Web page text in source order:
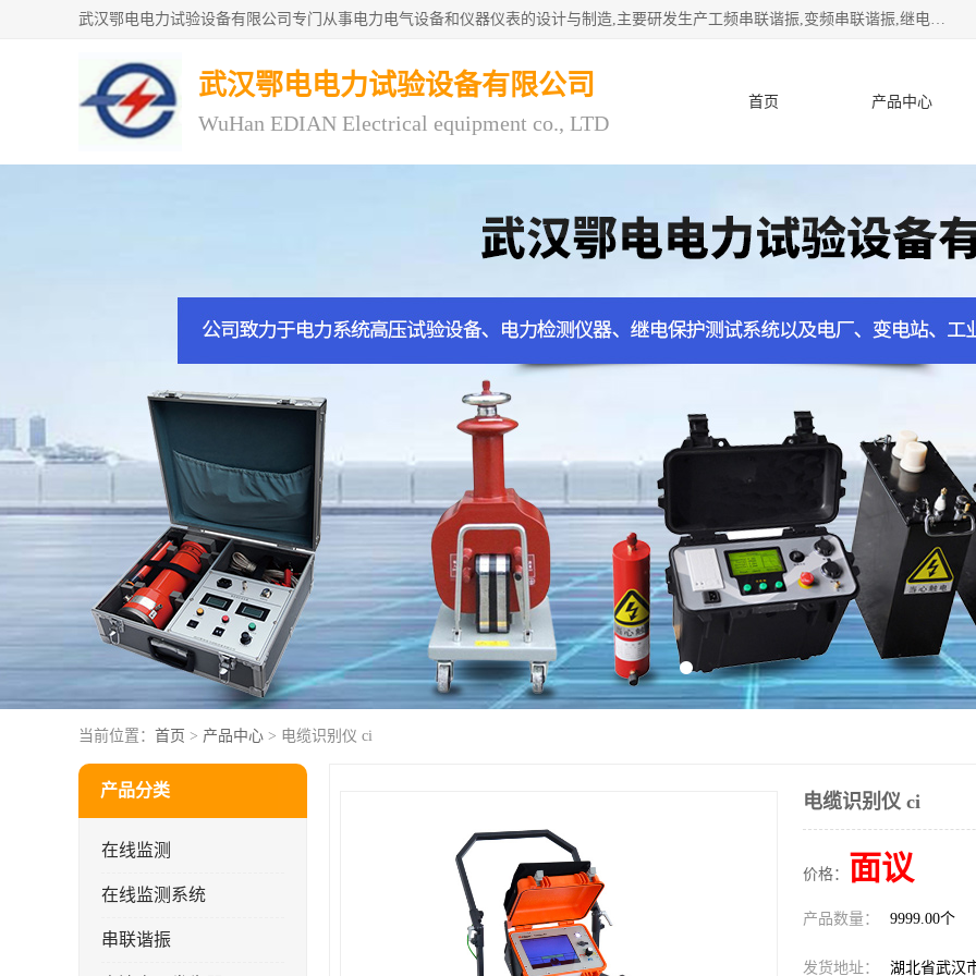
武汉鄂电电力试验设备有限公司专门从事电力电气设备和仪器仪表的设计与制造,主要研发生产工频串联谐振,变频串联谐振,继电保护测试仪,电缆故障测试仪,直流电阻测试仪,接地电阻测试仪等一百多种高品质产品.坚持奉行"质量一,客户至上"的服务宗旨。
武汉鄂电电力试验设备有限公司
WuHan EDIAN Electrical equipment co., LTD
首页 产品中心
当前位置： 首页 > 产品中心 > 电缆识别仪 ci
产品分类
在线监测
在线监测系统
串联谐振
电缆识别仪 ci
价格： 面议
产品数量： 9999.00个
发货地址： 湖北省武汉